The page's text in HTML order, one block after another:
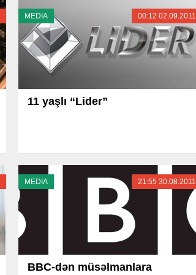
MEDIA 00:12 02.09.2011
11 yaşlı “Lider”
MEDIA 21:55 30.08.2011
BBC-dən müsəlmanlara